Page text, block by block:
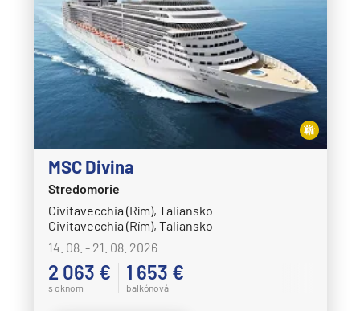
MSC Divina
Stredomorie
Civitavecchia (Rím), Taliansko
Civitavecchia (Rím), Taliansko
14. 08. - 21. 08. 2026
2 063 €
s oknom
1 653 €
balkónová